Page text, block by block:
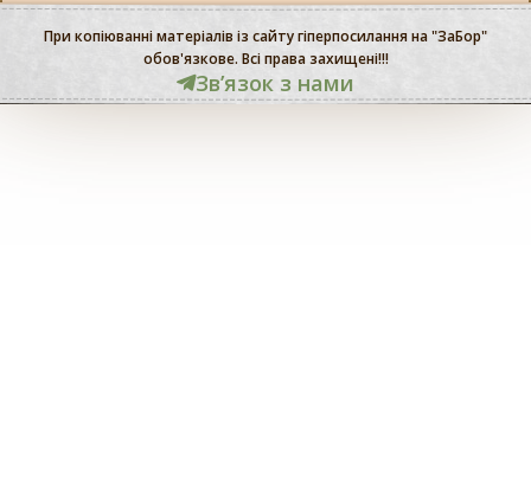
При копіюванні матеріалів із сайту гіперпосилання на "ЗаБор"
обов'язкове. Всі права захищені!!!
Звʼязок з нами